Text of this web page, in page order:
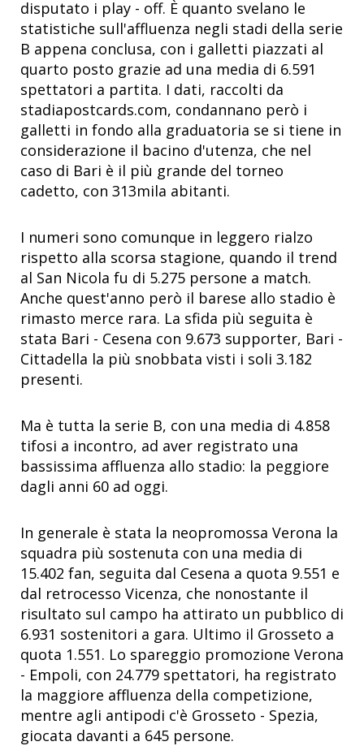
disputato i play - off. È quanto svelano le
statistiche sull'affluenza negli stadi della serie
B appena conclusa, con i galletti piazzati al
quarto posto grazie ad una media di 6.591
spettatori a partita. I dati, raccolti da
stadiapostcards.com, condannano però i
galletti in fondo alla graduatoria se si tiene in
considerazione il bacino d'utenza, che nel
caso di Bari è il più grande del torneo
cadetto, con 313mila abitanti.
I numeri sono comunque in leggero rialzo
rispetto alla scorsa stagione, quando il trend
al San Nicola fu di 5.275 persone a match.
Anche quest'anno però il barese allo stadio è
rimasto merce rara. La sfida più seguita è
stata Bari - Cesena con 9.673 supporter, Bari -
Cittadella la più snobbata visti i soli 3.182
presenti.
Ma è tutta la serie B, con una media di 4.858
tifosi a incontro, ad aver registrato una
bassissima affluenza allo stadio: la peggiore
dagli anni 60 ad oggi.
In generale è stata la neopromossa Verona la
squadra più sostenuta con una media di
15.402 fan, seguita dal Cesena a quota 9.551 e
dal retrocesso Vicenza, che nonostante il
risultato sul campo ha attirato un pubblico di
6.931 sostenitori a gara. Ultimo il Grosseto a
quota 1.551. Lo spareggio promozione Verona
- Empoli, con 24.779 spettatori, ha registrato
la maggiore affluenza della competizione,
mentre agli antipodi c'è Grosseto - Spezia,
giocata davanti a 645 persone.